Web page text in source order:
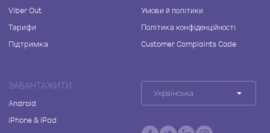
Viber Out
Тарифи
Підтримка
Умови й політики
Політика конфіденційності
Customer Complaints Code
ЗАВАНТАЖИТИ
Android
iPhone & iPad
Українська